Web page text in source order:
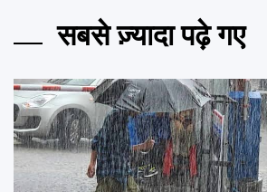
सबसे ज़्यादा पढ़े गए